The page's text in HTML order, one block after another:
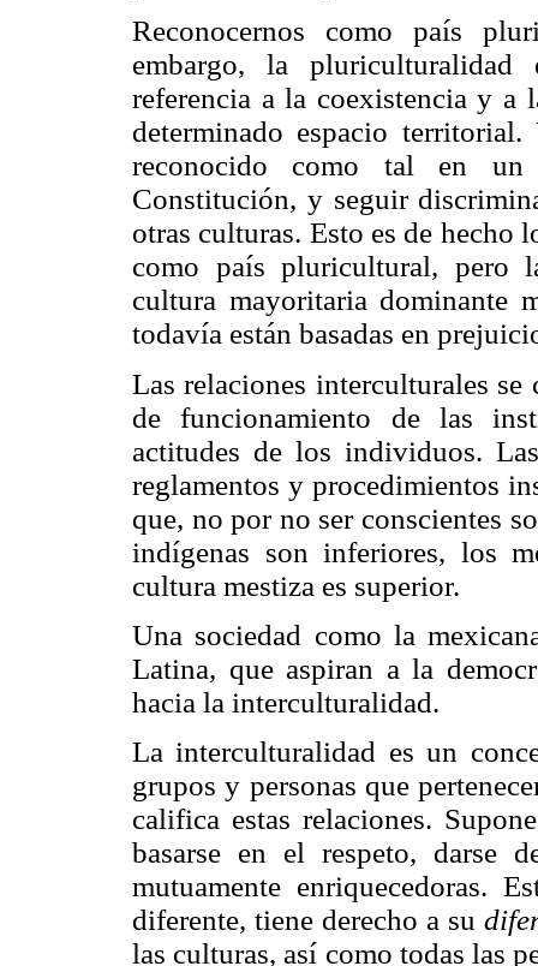
Reconocernos como país
embargo, la
referencia a la coexistencia y a
determinado espacio
reconocido como tal en un
Constitución, y seguir
otras culturas. Esto es de hecho
como país pluricultural, pero
cultura mayoritaria dominante
todavía están basadas en
Las relaciones interculturales se
de funcionamiento de las
actitudes de los individuos.
reglamentos y procedimientos
que, no por no ser conscientes
indígenas son inferiores, los
cultura mestiza es superior.
Una sociedad como la
Latina, que aspiran a la
hacia la interculturalidad.
La interculturalidad es un
grupos y personas que
califica estas relaciones.
basarse en el respeto, darse
mutuamente enriquecedoras.
diferente, tiene derecho a su
las culturas, así como todas las